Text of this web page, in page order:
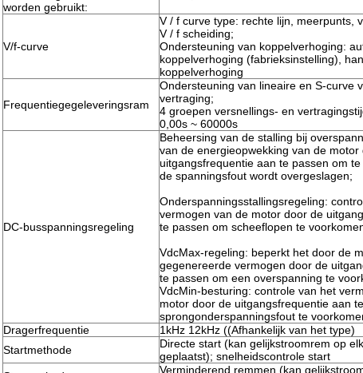
worden gebruikt:
V/f-curve
V / f curve type: rechte lijn, meerpunts,
V / f scheiding;
Ondersteuning van koppelverhoging:
koppelverhoging (fabrieksinstelling),
koppelverhoging
Frequentiegegeleveringsram
Ondersteuning van lineaire en S-curve
vertraging;
4 groepen versnellings- en
0,00s ~ 60000s
DC-busspanningsregeling
Beheersing van de stalling bij
van de energieopwekking van de motor
uitgangsfrequentie aan te passen om
de spanningsfout wordt overgeslagen;
Onderspanningsstallingsregeling:
vermogen van de motor door de
te passen om scheeflopen te
VdcMax-regeling: beperkt het door de
gegenereerde vermogen door de
te passen om een overspanning te
VdcMin-besturing: controle van het
motor door de uitgangsfrequentie aan
sprongonderspanningsfout te
Dragerfrequentie
1kHz 12kHz ((Afhankelijk van het type)
Startmethode
Directe start (kan gelijkstroomrem op
geplaatst); snelheidscontrole start
Verminderend remmen (kan